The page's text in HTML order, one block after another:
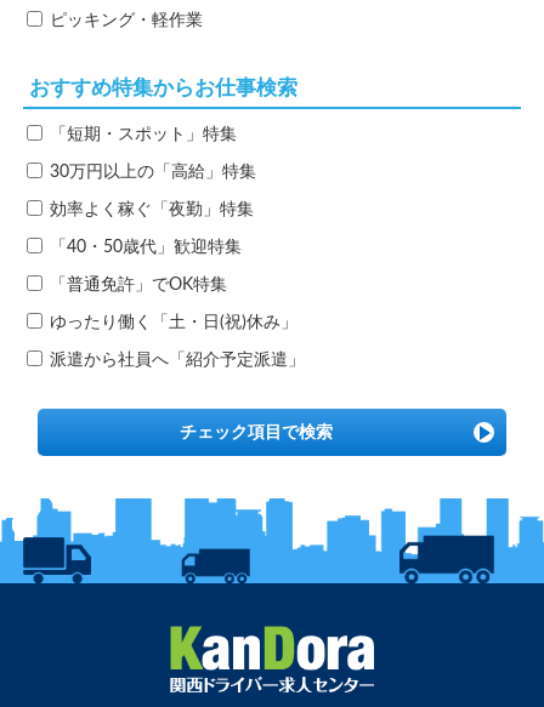
ピッキング・軽作業
おすすめ特集からお仕事検索
「短期・スポット」特集
30万円以上の「高給」特集
効率よく稼ぐ「夜勤」特集
「40・50歳代」歓迎特集
「普通免許」でOK特集
ゆったり働く「土・日(祝)休み」
派遣から社員へ「紹介予定派遣」
チェック項目で検索